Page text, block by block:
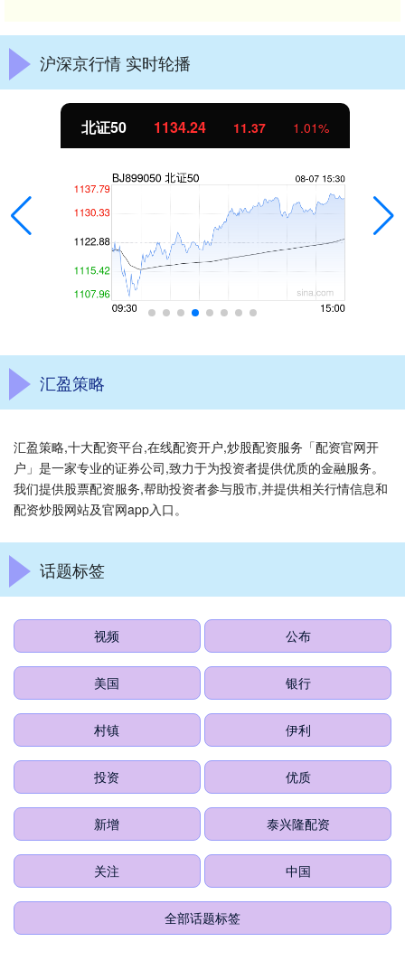
沪深京行情 实时轮播
北证50 1134.24 11.37 1.01%
汇盈策略
汇盈策略,十大配资平台,在线配资开户,炒股配资服务「配资官网开
户」是一家专业的证券公司,致力于为投资者提供优质的金融服务。
我们提供股票配资服务,帮助投资者参与股市,并提供相关行情信息和
配资炒股网站及官网app入口。
话题标签
视频 公布
美国 银行
村镇 伊利
投资 优质
新增 泰兴隆配资
关注 中国
全部话题标签